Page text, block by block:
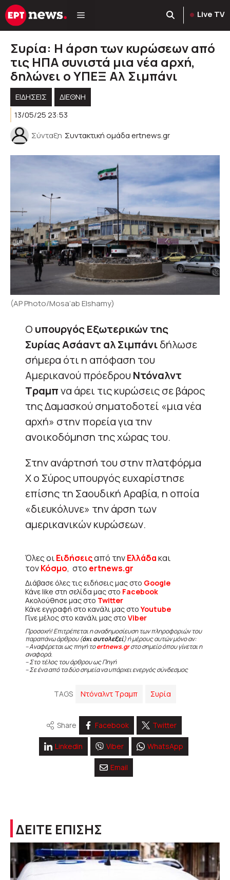
Μετάβαση
σε
Live TV
Συρία: Η άρση των κυρώσεων από
τις ΗΠΑ συνιστά μια νέα αρχή,
δηλώνει ο ΥΠΕΞ Αλ Σιμπάνι
ΕΙΔΗΣΕΙΣ
ΔΙΕΘΝΗ
13/05/25 23:53
Σύνταξη Συντακτική ομάδα ertnews.gr
(AP Photo/Mosa’ab Elshamy)
Ο υπουργός Εξωτερικών της
Συρίας Ασάαντ αλ Σιμπάνιδήλωσε
σήμερα ότι η απόφαση του
Αμερικανού πρόεδρου Ντόναλντ
Τραμπνα άρει τις κυρώσεις σε βάρος
της Δαμασκού σηματοδοτεί «μια νέα
αρχή» στην πορεία για την
ανοικοδόμηση της χώρας του.
Στην ανάρτησή του στην πλατφόρμα
Χ ο Σύρος υπουργός ευχαρίστησε
επίσης τη Σαουδική Αραβία, η οποία
«διευκόλυνε» την άρση των
αμερικανικών κυρώσεων.
Όλες οιΕιδήσειςαπό τηνΕλλάδακαι
τονΚόσμο, στο ertnews.gr
Διάβασε όλες τις ειδήσεις μας στο Google
Κάνε like στη σελίδα μας στο Facebook
Ακολούθησε μας στο Twitter
Κάνε εγγραφή στο κανάλι μας στοYoutube
Γίνε μέλος στο κανάλι μας στο Viber
Προσοχή! Επιτρέπεται η αναδημοσίευση των πληροφοριών του
παραπάνω άρθρου (όχι αυτολεξεί) ή μέρους αυτών μόνο αν:
– Αναφέρεται ως πηγή τοertnews.grστο σημείο όπου γίνεται η
αναφορά.
– Στο τέλος του άρθρου ως Πηγή
– Σε ένα από τα δύο σημεία να υπάρχει ενεργός σύνδεσμος
TAGS Ντόναλντ Τραμπ Συρία
Share Facebook Twitter
Linkedin Viber WhatsApp
Email
ΔΕΙΤΕ ΕΠΙΣΗΣ